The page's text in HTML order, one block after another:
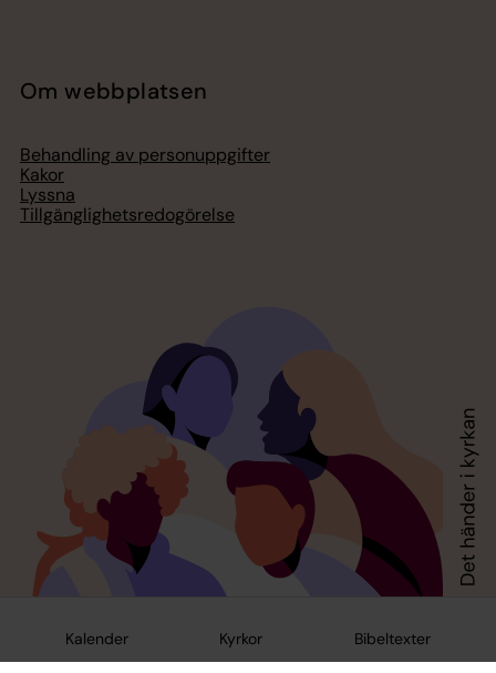
Kalender Kyrkor Bibeltexter
Om webbplatsen
Behandling av personuppgifter
Kakor
Lyssna
Tillgänglighetsredogörelse